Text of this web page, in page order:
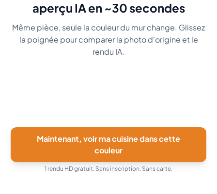
aperçu IA en ~30 secondes
Même pièce, seule la couleur du mur change. Glissez
la poignée pour comparer la photo d'origine et le
rendu IA.
Maintenant, voir ma cuisine dans cette
couleur
1 rendu HD gratuit. Sans inscription. Sans carte.